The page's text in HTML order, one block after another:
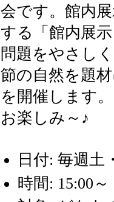
会です。館内
する「館内展
問題をやさし
節の自然を題
を開催します
お楽しみ～♪
日付: 毎週土
時間: 15:00